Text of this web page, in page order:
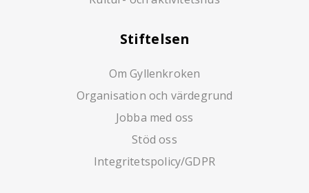
Stiftelsen
Om Gyllenkroken
Organisation och värdegrund
Jobba med oss
Stöd oss
Integritetspolicy/GDPR